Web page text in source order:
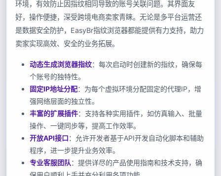
环境，有效防止因指纹相同导致的账号关联问题。其界面友
好，操作便捷，深受跨境电商卖家青睐。无论是多平台运营还
是数据安全防护，EasyBr指纹浏览器都能提供有力支持，助力
卖家实现高效、安全的业务拓展。
动态生成浏览器指纹：每次启动时创建新的指纹，确保每
个账号的独特性。
固定IP地址分配：为每个虚拟环境分配固定的代理IP，增
强网络层面的独立性。
丰富的扩展插件：支持各种实用插件，如仿真输入、批量
操作、一键同步等，提高工作效率。
开放API接口：允许开发者基于API开发自动化脚本和辅助
程序，进一步提升业务效率。
专业客服团队：提供详尽的产品使用指南和技术支持，确